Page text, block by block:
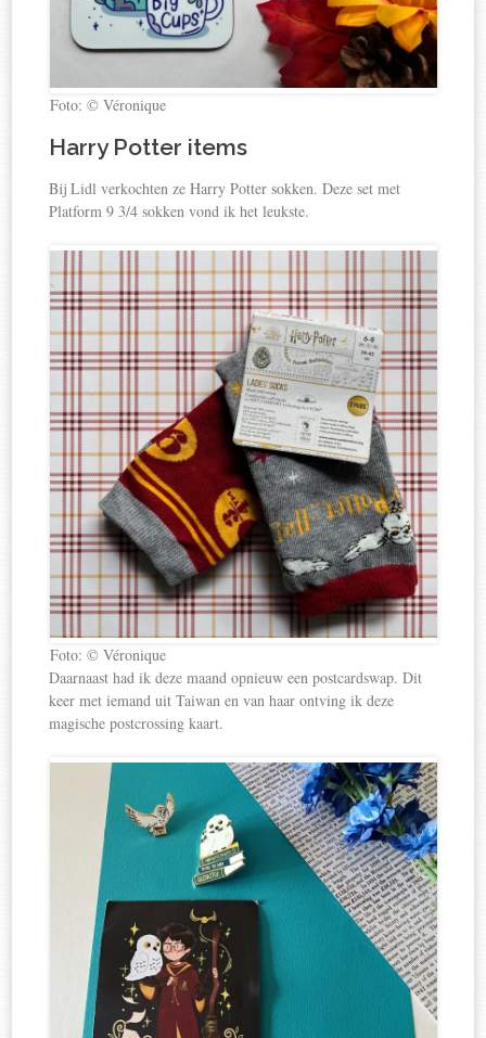
Foto: © Véronique
Harry Potter items
Bij Lidl verkochten ze Harry Potter sokken. Deze set met
Platform 9 3/4 sokken vond ik het leukste.
Foto: © Véronique
Daarnaast had ik deze maand opnieuw een postcardswap. Dit
keer met iemand uit Taiwan en van haar ontving ik deze
magische postcrossing kaart.